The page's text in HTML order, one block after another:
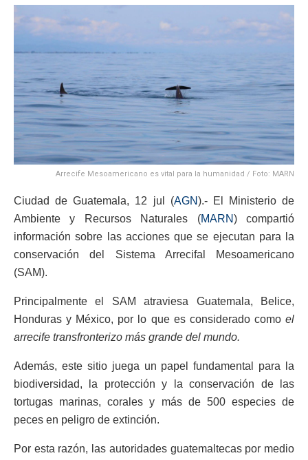
Arrecife Mesoamericano es vital para la humanidad / Foto: MARN
Ciudad de Guatemala, 12 jul (AGN).- El Ministerio de
Ambiente y Recursos Naturales (MARN) compartió
información sobre las acciones que se ejecutan para la
conservación del Sistema Arrecifal Mesoamericano
(SAM).
Principalmente el SAM atraviesa Guatemala, Belice,
Honduras y México, por lo que es considerado comoel
arrecife transfronterizo más grande del mundo.
Además, este sitio juega un papel fundamental para la
biodiversidad, la protección y la conservación de las
tortugas marinas, corales y más de 500 especies de
peces en peligro de extinción.
Por esta razón, las autoridades guatemaltecas por medio